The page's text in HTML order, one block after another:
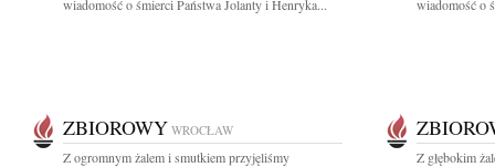
wiadomość o śmierci Państwa Jolanty i Henryka...
wiadomość o
ZBIOROWY WROCŁAW
Z ogromnym żalem i smutkiem przyjęliśmy
Z głębokim